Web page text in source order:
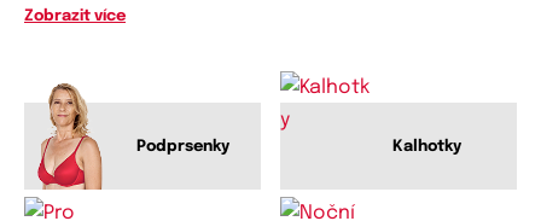
Zobrazit více
Podprsenky Kalhotky